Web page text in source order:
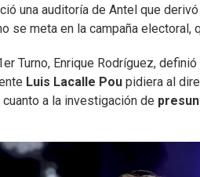
una auditoría de Antel que
se meta en la campaña electoral,
Turno, Enrique Rodríguez,
Luis Lacalle Pou pidiera al
a la investigación de